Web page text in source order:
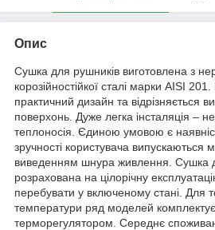
Опис
Сушка для рушників виготовлена з
корозійностійкої сталі марки AISI
практичний дизайн та відрізняється
поверхонь. Дуже легка інсталяція –
теплоносія. Єдиною умовою є
зручності користувача випускаються
виведенням шнура живлення. Сушка
розрахована на цілорічну
перебувати у включеному стані. Для
температури ряд моделей
терморегулятором. Середнє